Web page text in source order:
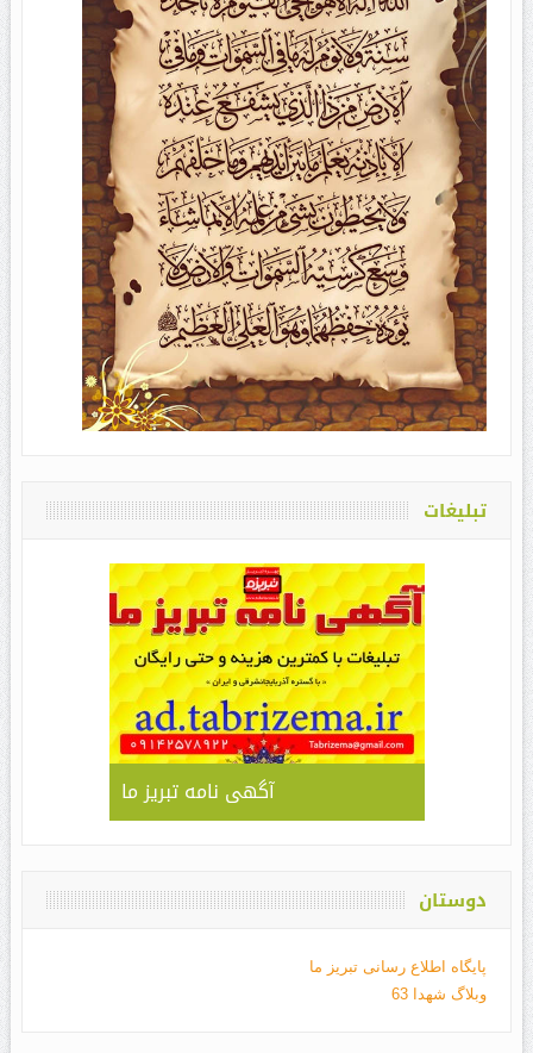
تبلیغات
آگهی نامه تبریز ما
دوستان
پایگاه اطلاع رسانی تبریز ما
وبلاگ شهدا 63